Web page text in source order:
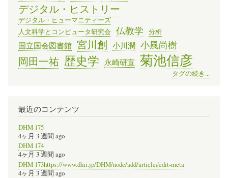
デジタル・ヒストリー
デジタル・ヒューマニティーズ
人文科学とコンピュータ研究会
仏教学 分析
国立国会図書館 宮川創 小川潤 小風尚樹
岡田一祐 歴史学 永崎研宣 菊池信彦
タグの続き...
最近のコンテンツ
DHM 175
4ヶ月 3 週間 ago
DHM 174
4ヶ月 3 週間 ago
DHM 173https://www.dhii.jp/DHM/node/add/article#edit-meta
4ヶ月 3 週間 ago